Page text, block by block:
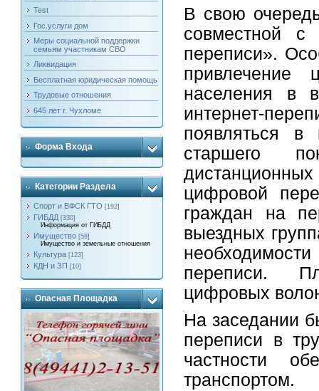
Test
Гос.услуги дом
Меры социальной поддержки
семьям участникам СВО
Ликвидация
Бесплатная юридическая помощь
Трудовые отношения
645 лет г. Чухломе
Форма Входа
Категории Раздела
Спорт и ВФСК ГТО [192]
ГИБДД [330]
Информация от ГИБДД
Имущество [58]
Имущество и земельные отношения
Культура [123]
КДН и ЗП [10]
Опасная Площадка
В свою
совместной с
переписи».
привлечение
населения в
интернет-
появляться
старшего
цифровой
граждан на
выездных
переписи.
цифровых
На заседании
переписи в
частности
транспортом.